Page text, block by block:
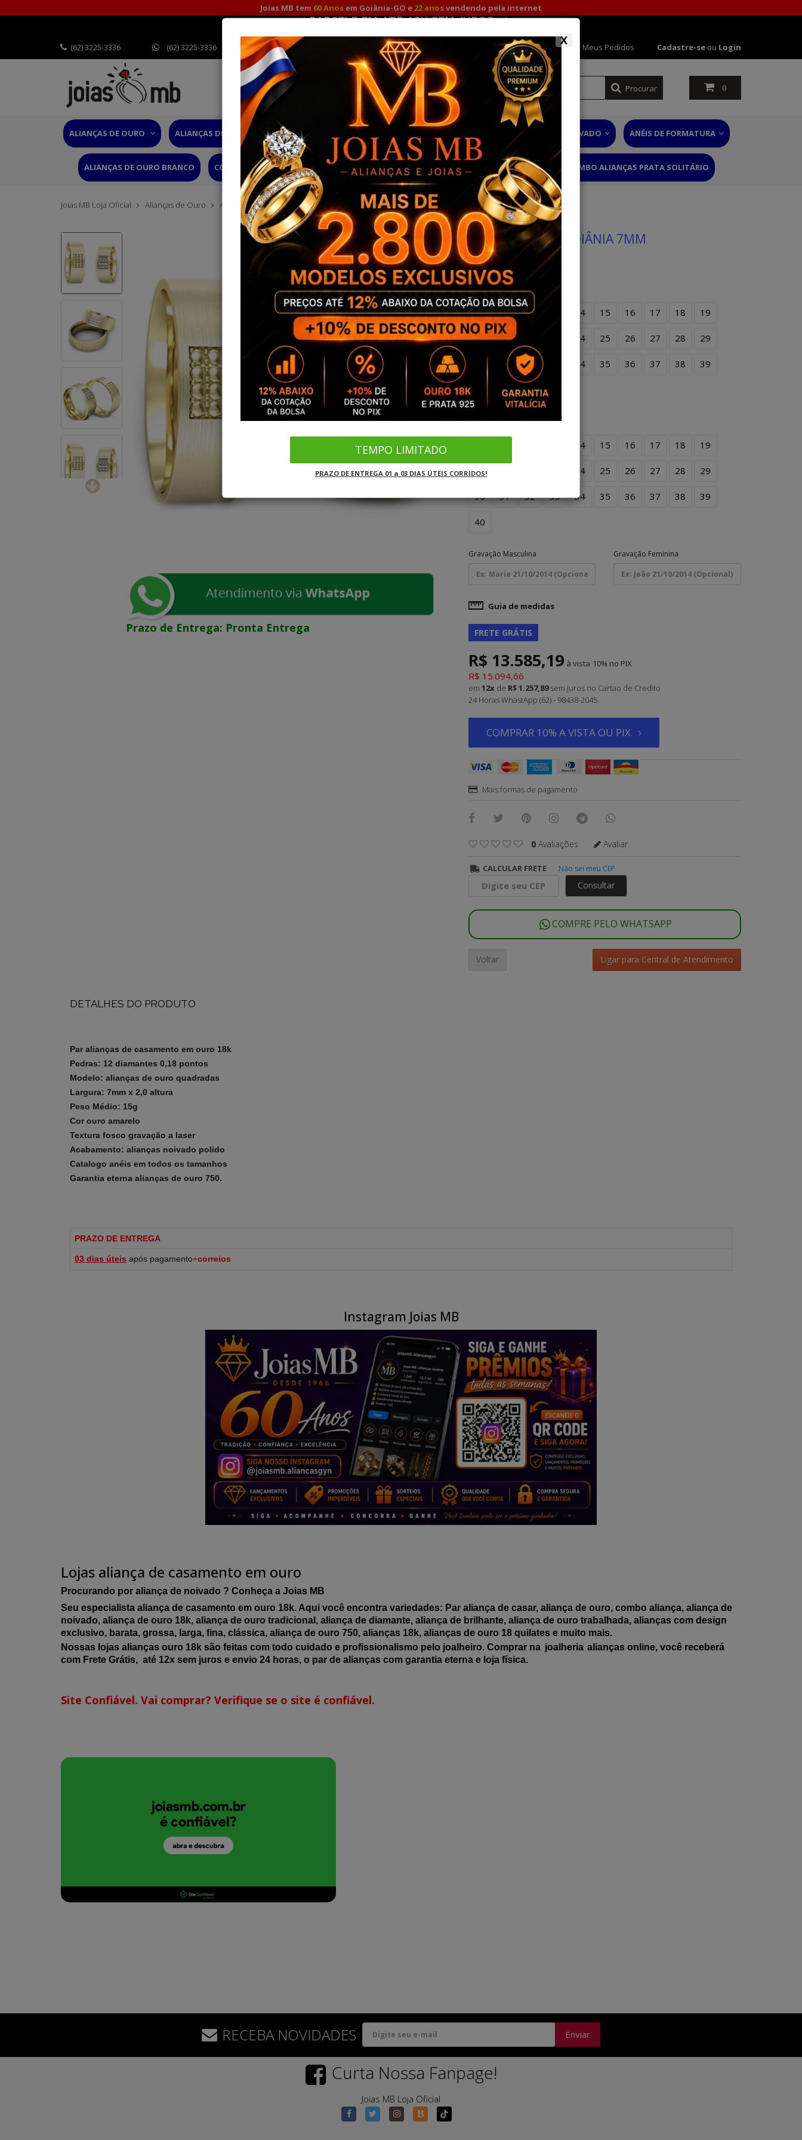
Joias MB tem 60 Anos em Goiânia-GO e 22 anosvendendo pela internet
✅ PARCELE EM ATÉ 12X SEM JUROS ✅
(62) 3225-3336 (62) 3225-3336 Minha Conta Meus Pedidos Cadastre-se ou Login
Promoção para compras à vista com
10%no Pix e Depósito! Procurar 0
ALIANÇAS DE OURO ALIANÇAS DE CASAMENTO ALIANÇAS DE NOIVADO ALIANÇAS DE PRATA ANÉIS DE NOIVADO ANÉIS DE FORMATURA
ALIANÇAS DE OURO BRANCO CORDÕES OURO 18K PULSEIRAS OURO COMBO ALIANÇAS OURO SOLITÁRIO COMBO ALIANÇAS PRATA SOLITÁRIO
Joias MB Loja Oficial Alianças de Ouro Alianças Trabalhadas Joalherias em Goiânia 7mm
Prazo de Entrega: Pronta Entrega
JOALHERIAS EM GOIÂNIA 7MM
MARCA:JOIAS MB - 60 ANOS
REF.944
Aliança Masculina
10 11 12 14 15 16 17 18 19
20 21 24 25 26 27 28 29
31 32 34 35 36 37 38 39
Aliança Feminina
14 15 16 17 18 19
20 24 25 26 27 28 29
30 31 32 33 34 35 36 37 38 39
40
Gravação Masculina Gravação Feminina
Guia de medidas
FRETE GRÁTIS
R$ 13.585,19 à vista 10%
R$ 15.094,66
em 12x de R$ 1.257,89 sem juros no Cartao de Credito
24 Horas WhastApp (62) - 98438-2045
COMPRAR 10% A VISTA OU PIX
Mais formas de pagamento
0Avaliações Avaliar
CALCULAR FRETE Não sei meu CEP
Consultar
COMPRE PELO WHATSAPP
Voltar Ligar para Central de Atendimento
DETALHES DO PRODUTO
Par alianças de casamento em ouro 18k
Pedras: 12 diamantes 0,18 pontos
Modelo: alianças de ouro quadradas
Largura: 7mm x 2,0 altura
Peso Médio: 15g
Cor ouro amarelo
Textura fosco gravação a laser
Acabamento: alianças noivado polido
Catalogo anéis em todos os tamanhos
Garantia eterna alianças de ouro 750.
PRAZO DE ENTREGA
03 dias úteis após pagamento+correios
Instagram Joias MB
Lojas aliança de casamento em ouro
Procurando por aliança de noivado ? Conheça a Joias MB
Seu especialista aliança de casamento em ouro 18k. Aqui você encontra variedades: Par aliança de casar, aliança de ouro, combo aliança, aliança de
noivado, aliança de ouro 18k, aliança de ouro tradicional, aliança de diamante, aliança de brilhante, aliança de ouro trabalhada, alianças com design
exclusivo, barata, grossa, larga, fina, clássica, aliança de ouro 750, alianças 18k, alianças de ouro 18 quilates e muito mais.
Nossas lojas alianças ouro 18k são feitas com todo cuidado e profissionalismo pelo joalheiro. Comprar na joalheria alianças online, você receberá
com Frete Grátis, até 12x sem juros e envio 24 horas, o par de alianças com garantia eterna e loja física.
Site Confiável. Vai comprar? Verifique se o site é confiável.
RECEBA NOVIDADES Enviar
Curta Nossa Fanpage!
Joias MB Loja Oficial
X
TEMPO LIMITADO
PRAZO DE ENTREGA 01 a 03 DIAS ÚTEIS CORRIDOS!